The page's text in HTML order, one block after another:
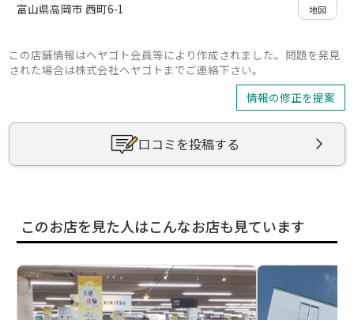
富山県高岡市 西町6-1
地図
この店舗情報はヘヤゴト会員等により作成されました。問題を発見
された場合は株式会社ヘヤゴトまでご連絡下さい。
情報の修正を提案
口コミを投稿する
このお店を見た人はこんなお店も見ています